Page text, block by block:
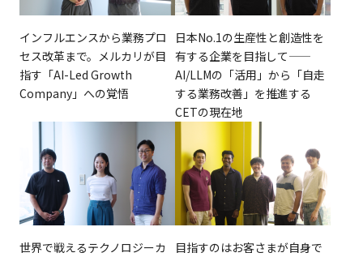
インフルエンスから業務プロ
セス改革まで。メルカリが目
指す「AI-Led Growth
Company」への覚悟
日本No.1の生産性と創造性を
有する企業を目指して——
AI/LLMの「活用」から「自走
する業務改善」を推進する
CETの現在地
世界で戦えるテクノロジーカ
目指すのはお客さまが自身で